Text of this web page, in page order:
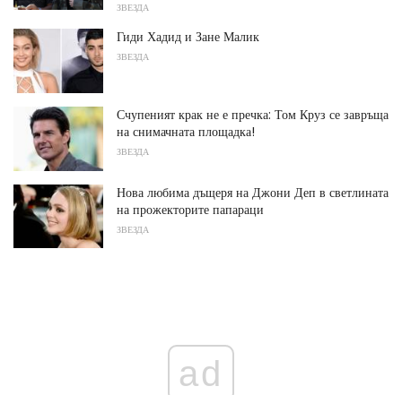
ЗВЕЗДА
Гиди Хадид и Зане Малик
ЗВЕЗДА
Счупеният крак не е пречка: Том Круз се завръща
на снимачната площадка!
ЗВЕЗДА
Нова любима дъщеря на Джони Деп в светлината
на прожекторите папараци
ЗВЕЗДА
ad